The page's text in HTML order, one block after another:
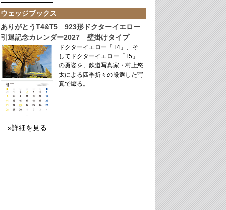
ウェッジブックス
ありがとうT4&T5 923形ドクターイエロー
引退記念カレンダー2027 壁掛けタイプ
»詳細を見る
ドクターイエロー「T4」、そ
してドクターイエロー「T5」
の勇姿を、鉄道写真家・村上悠
太による四季折々の厳選した写
真で綴る。